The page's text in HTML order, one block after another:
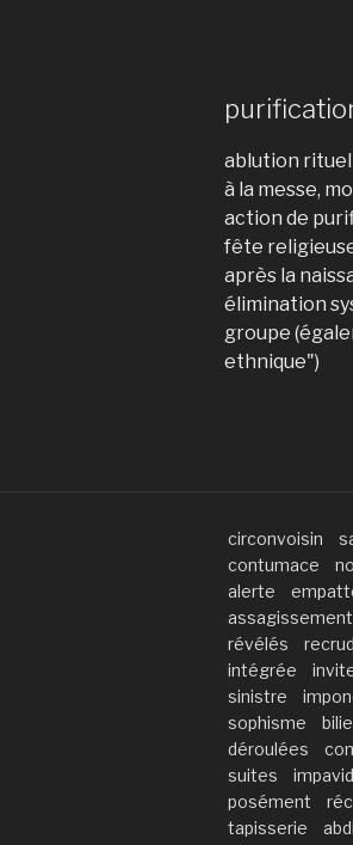
ablution
à la messe,
action de
fête
après la
élimination
groupe
ethnique")
circonvoisin
contumace
alerte
assagissement
révélés
intégrée
sinistre
sophisme
déroulées
suites
posément
tapisserie